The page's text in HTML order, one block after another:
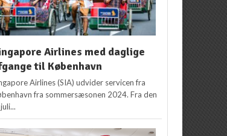
Airlines med daglige
til København
Airlines (SIA) udvider servicen fra
fra sommersæsonen 2024. Fra den